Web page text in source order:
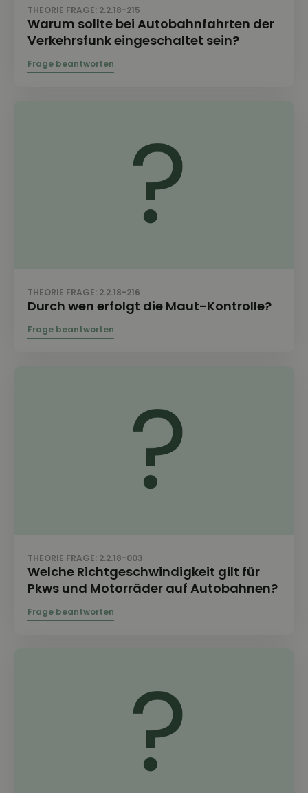
THEORIE FRAGE: 2.2.18-215
Warum sollte bei Autobahnfahrten der
Verkehrsfunk eingeschaltet sein?
THEORIE FRAGE: 2.2.18-216
Durch wen erfolgt die Maut-Kontrolle?
THEORIE FRAGE: 2.2.18-003
Welche Richtgeschwindigkeit gilt für
Pkws und Motorräder auf Autobahnen?